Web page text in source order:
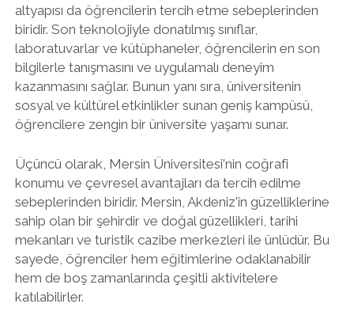
altyapısı da öğrencilerin tercih etme sebeplerinden
biridir. Son teknolojiyle donatılmış sınıflar,
laboratuvarlar ve kütüphaneler, öğrencilerin en son
bilgilerle tanışmasını ve uygulamalı deneyim
kazanmasını sağlar. Bunun yanı sıra, üniversitenin
sosyal ve kültürel etkinlikler sunan geniş kampüsü,
öğrencilere zengin bir üniversite yaşamı sunar.
Üçüncü olarak, Mersin Üniversitesi'nin coğrafi
konumu ve çevresel avantajları da tercih edilme
sebeplerinden biridir. Mersin, Akdeniz'in güzelliklerine
sahip olan bir şehirdir ve doğal güzellikleri, tarihi
mekanları ve turistik cazibe merkezleri ile ünlüdür. Bu
sayede, öğrenciler hem eğitimlerine odaklanabilir
hem de boş zamanlarında çeşitli aktivitelere
katılabilirler.